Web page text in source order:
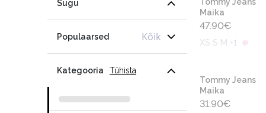
Sugu
Populaarsed Kõik
Kategooria Tühista
Maika
47.90€
XS S M +1
Tommy Jeans
Maika
31.90€